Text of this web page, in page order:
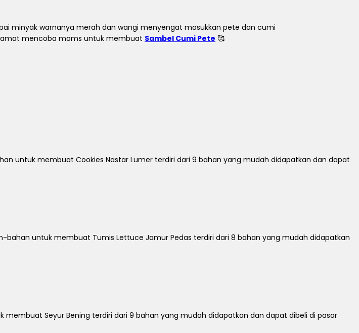
minyak warnanya merah dan wangi menyengat masukkan pete dan cumi
mencoba moms untuk membuat Sambel Cumi Pete 🥰
untuk membuat Cookies Nastar Lumer terdiri dari 9 bahan yang mudah didapatkan dan dapat
bahan untuk membuat Tumis Lettuce Jamur Pedas terdiri dari 8 bahan yang mudah didapatkan
Seyur Bening terdiri dari 9 bahan yang mudah didapatkan dan dapat dibeli di pasar